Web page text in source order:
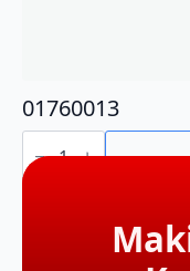
01760013
01760013
adet